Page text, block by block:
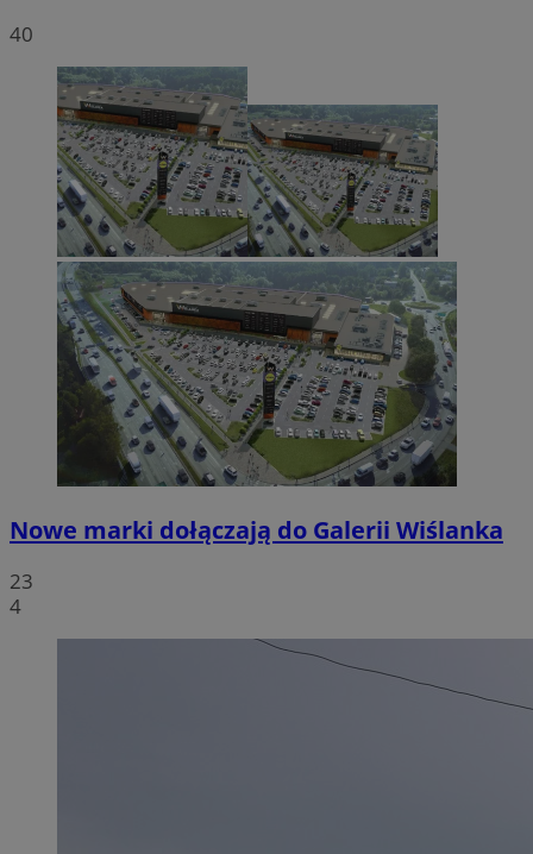
40
Nowe marki dołączają do Galerii Wiślanka
23
4